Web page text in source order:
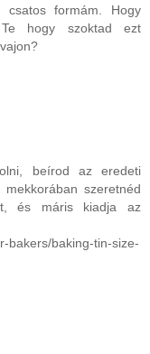
formám. Hogy
Te hogy szoktad ezt
beírod az eredeti
szeretnéd
és máris kiadja az
bakers/baking-tin-size-